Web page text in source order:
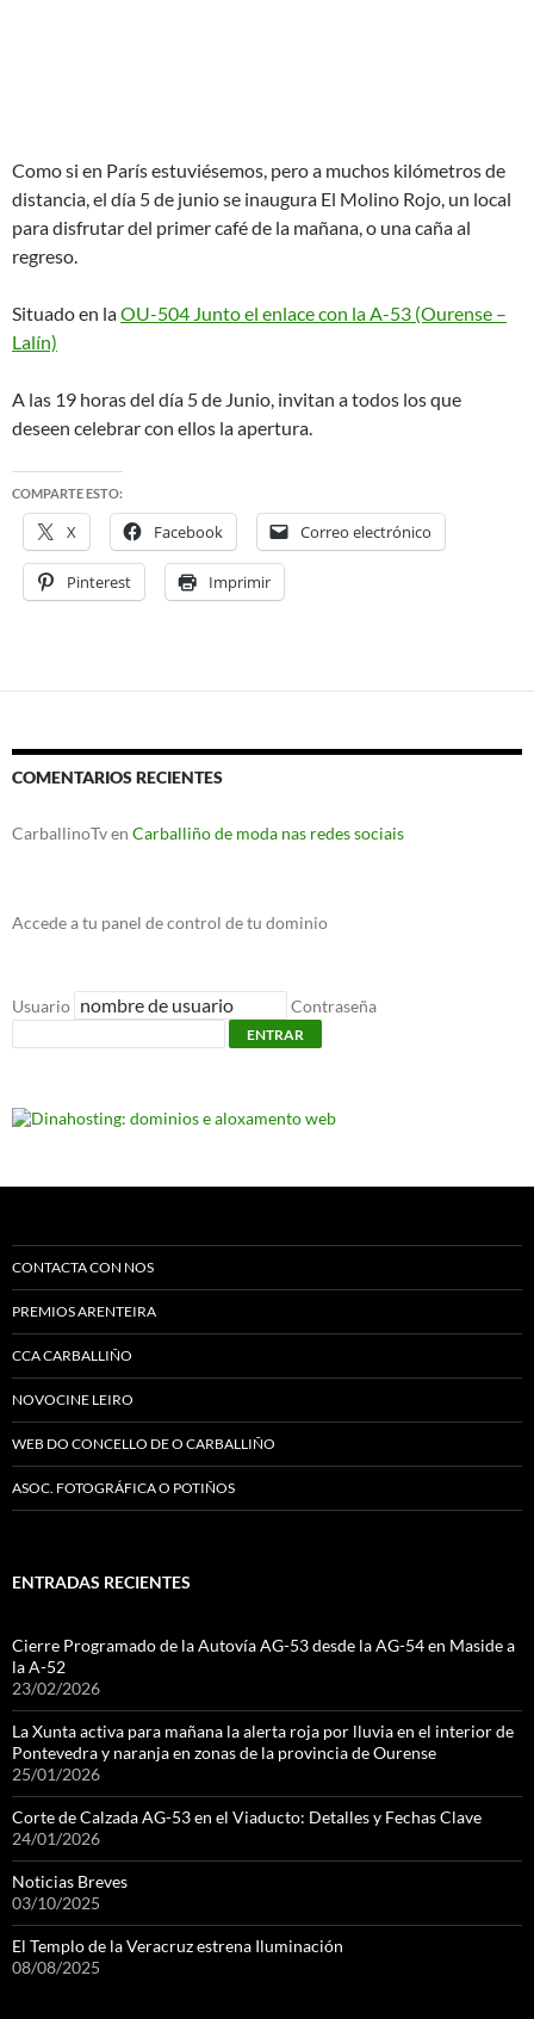
Como si en París estuviésemos, pero a muchos kilómetros de
distancia, el día 5 de junio se inaugura El Molino Rojo, un local
para disfrutar del primer café de la mañana, o una caña al
regreso.
Situado en laOU-504 Junto el enlace con la A-53 (Ourense –
Lalín)
A las 19 horas del día 5 de Junio, invitan a todos los que
deseen celebrar con ellos la apertura.
COMPARTE ESTO:
X Facebook Correo electrónico
Pinterest Imprimir
COMENTARIOS RECIENTES
CarballinoTven Carballiño de moda nas redes sociais
Accede a tu panel de control de tu dominio
Usuario Contraseña
ENTRAR
CONTACTA CON NOS
PREMIOS ARENTEIRA
CCA CARBALLIÑO
NOVOCINE LEIRO
WEB DO CONCELLO DE O CARBALLIÑO
ASOC. FOTOGRÁFICA O POTIÑOS
ENTRADAS RECIENTES
Cierre Programado de la Autovía AG-53 desde la AG-54 en Maside a
la A-52
23/02/2026
La Xunta activa para mañana la alerta roja por lluvia en el interior de
Pontevedra y naranja en zonas de la provincia de Ourense
25/01/2026
Corte de Calzada AG-53 en el Viaducto: Detalles y Fechas Clave
24/01/2026
Noticias Breves
03/10/2025
El Templo de la Veracruz estrena Iluminación
08/08/2025